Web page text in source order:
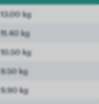
13.00 kg
11.40 kg
10.50 kg
9.50 kg
9.90 kg